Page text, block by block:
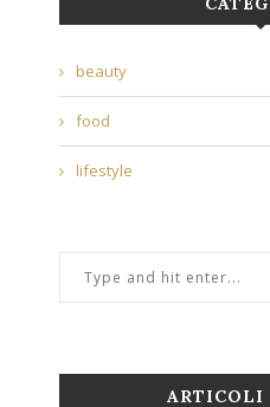
beauty
food
lifestyle
ARTICOLI